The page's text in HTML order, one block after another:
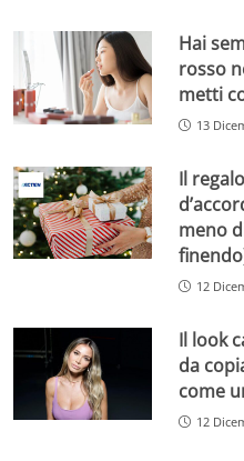
Hai
rosso
metti
13
Il
meno
12
Il look
da
come
12